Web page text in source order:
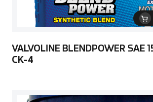
VALVOLINE BLENDPOWER SAE
CK-4